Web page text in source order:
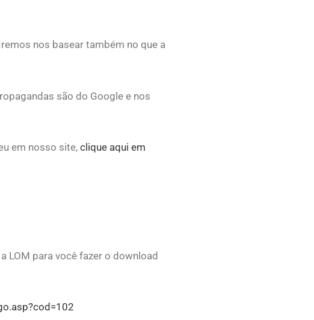
nos basear também no que a
são do Google e nos
em nosso site, clique aqui em
LOM para você fazer o download